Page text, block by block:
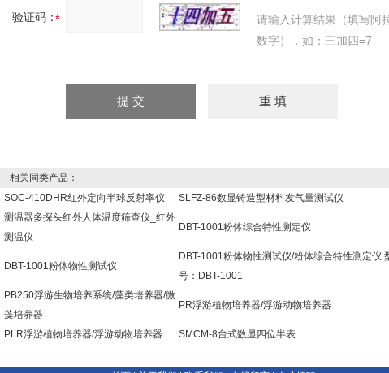
验证码：
请输入计算结果（填写阿
数字），如：三加四=7
相关同类产品：
SOC-410DHR红外定向半球反射率仪
SLFZ-86数显铸造型材料发气量测试仪
测温器多探头红外人体温度筛查仪_红外
测温仪
DBT-1001粉体综合特性测定仪
DBT-1001粉体物性测试仪
DBT-1001粉体物性测试仪/粉体综合特性测定仪
号：DBT-1001
PB250浮游生物培养系统/藻类培养器/微
藻培养器
PR浮游植物培养器/浮游动物培养器
PLR浮游植物培养器/浮游动物培养器 SMCM-8台式数显四位半表